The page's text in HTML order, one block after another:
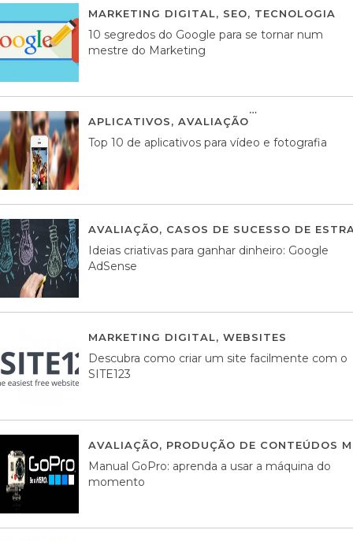
MARKETING DIGITAL, SEO, TECNOLOGIA
10 segredos do Google para se tornar num
mestre do Marketing
APLICATIVOS, AVALIAÇÃO
Top 10 de aplicativos para vídeo e fotografia
AVALIAÇÃO, CASOS DE SUCESSO DE
Ideias criativas para ganhar dinheiro: Google
AdSense
MARKETING DIGITAL, WEBSITES
Descubra como criar um site facilmente com o
SITE123
AVALIAÇÃO, PRODUÇÃO DE CONTEÚDOS
Manual GoPro: aprenda a usar a máquina do
momento